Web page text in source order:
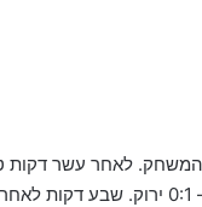
לאחר עשר דקות